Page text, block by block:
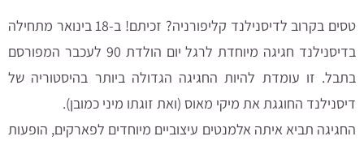
טסים בקרוב לדיסנילנד קליפורניה? זכיתם! ב-18 בינואר מתחילה
בדיסנילנד חגיגה מיוחדת לרגל יום הולדת 90 לעכבר המפורסם
בתבל. זו עומדת להיות החגיגה הגדולה ביותר בהיסטוריה של
דיסנילנד החוגגת את מיקי מאוס (ואת זוגתו מיני כמובן).
החגיגה תביא איתה אלמנטים עיצוביים מיוחדים לפארקים, הופעות